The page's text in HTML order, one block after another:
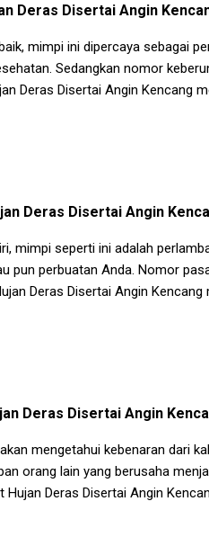
Deras Disertai Angin
mimpi ini dipercaya sebagai
Sedangkan nomor
Deras Disertai Angin Kencang
Deras Disertai Angin
mimpi seperti ini adalah
pun perbuatan Anda. Nomor
Deras Disertai Angin Kencang
Deras Disertai Angin
mengetahui kebenaran dari
orang lain yang berusaha
Hujan Deras Disertai Angin